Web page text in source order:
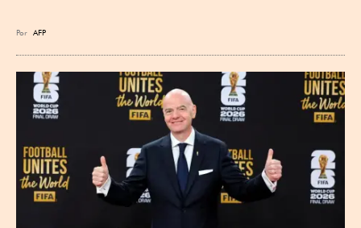
Por AFP